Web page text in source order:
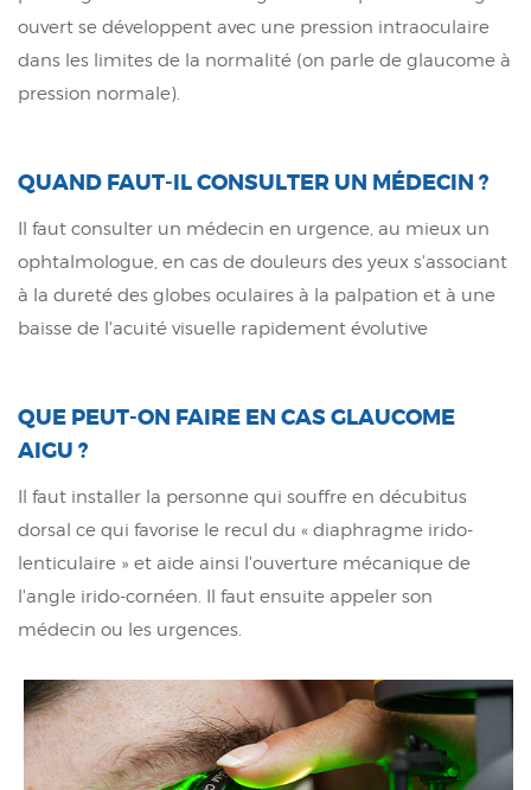
ouvert se développent avec une pression intraoculaire
dans les limites de la normalité (on parle de glaucome à
pression normale).
QUAND FAUT-IL CONSULTER UN MÉDECIN ?
Il faut consulter un médecin en urgence, au mieux un
ophtalmologue, en cas de douleurs des yeux s'associant
à la dureté des globes oculaires à la palpation et à une
baisse de l'acuité visuelle rapidement évolutive
QUE PEUT-ON FAIRE EN CAS GLAUCOME
AIGU ?
Il faut installer la personne qui souffre en décubitus
dorsal ce qui favorise le recul du « diaphragme irido-
lenticulaire » et aide ainsi l'ouverture mécanique de
l'angle irido-cornéen. Il faut ensuite appeler son
médecin ou les urgences.